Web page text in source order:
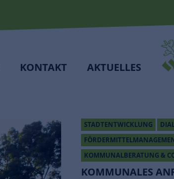
KONTAKT AKTUELLES
STADTENTWICKLUNG
KOMMUNALBERATUNG &
KOMMUNALES